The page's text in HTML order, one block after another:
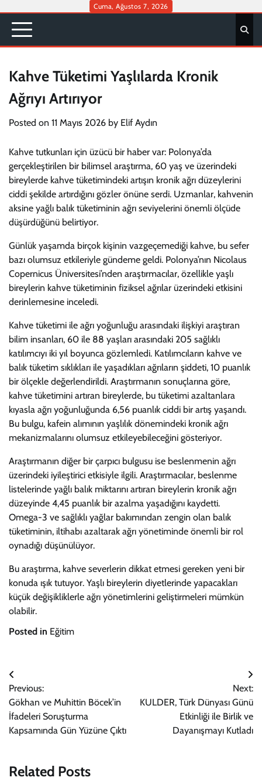
content
Cuma, Ağustos 7, 2026
Kahve Tüketimi Yaşlılarda Kronik
Ağrıyı Artırıyor
Posted on 11 Mayıs 2026 by Elif Aydın
Kahve tutkunları için üzücü bir haber var: Polonya’da
gerçekleştirilen bir bilimsel araştırma, 60 yaş ve üzerindeki
bireylerde kahve tüketimindeki artışın kronik ağrı düzeylerini
ciddi şekilde artırdığını gözler önüne serdi. Uzmanlar, kahvenin
aksine yağlı balık tüketiminin ağrı seviyelerini önemli ölçüde
düşürdüğünü belirtiyor.
Günlük yaşamda birçok kişinin vazgeçemediği kahve, bu sefer
bazı olumsuz etkileriyle gündeme geldi. Polonya’nın Nicolaus
Copernicus Üniversitesi’nden araştırmacılar, özellikle yaşlı
bireylerin kahve tüketiminin fiziksel ağrılar üzerindeki etkisini
derinlemesine inceledi.
Kahve tüketimi ile ağrı yoğunluğu arasındaki ilişkiyi araştıran
bilim insanları, 60 ile 88 yaşları arasındaki 205 sağlıklı
katılımcıyı iki yıl boyunca gözlemledi. Katılımcıların kahve ve
balık tüketim sıklıkları ile yaşadıkları ağrıların şiddeti, 10 puanlık
bir ölçekle değerlendirildi. Araştırmanın sonuçlarına göre,
kahve tüketimini artıran bireylerde, bu tüketimi azaltanlara
kıyasla ağrı yoğunluğunda 6,56 puanlık ciddi bir artış yaşandı.
Bu bulgu, kafein alımının yaşlılık dönemindeki kronik ağrı
mekanizmalarını olumsuz etkileyebileceğini gösteriyor.
Araştırmanın diğer bir çarpıcı bulgusu ise beslenmenin ağrı
üzerindeki iyileştirici etkisiyle ilgili. Araştırmacılar, beslenme
listelerinde yağlı balık miktarını artıran bireylerin kronik ağrı
düzeyinde 4,45 puanlık bir azalma yaşadığını kaydetti.
Omega-3 ve sağlıklı yağlar bakımından zengin olan balık
tüketiminin, iltihabı azaltarak ağrı yönetiminde önemli bir rol
oynadığı düşünülüyor.
Bu araştırma, kahve severlerin dikkat etmesi gereken yeni bir
konuda ışık tutuyor. Yaşlı bireylerin diyetlerinde yapacakları
küçük değişikliklerle ağrı yönetimlerini geliştirmeleri mümkün
olabilir.
Posted in Eğitim
Yazı
gezinmesi
Previous:
Gökhan ve Muhittin Böcek’in
İfadeleri Soruşturma
Kapsamında Gün Yüzüne Çıktı
Next:
KULDER, Türk Dünyası Günü
Etkinliği ile Birlik ve
Dayanışmayı Kutladı
Related Posts